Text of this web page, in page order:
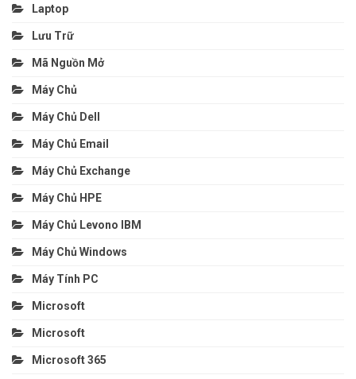
Laptop
Lưu Trữ
Mã Nguồn Mở
Máy Chủ
Máy Chủ Dell
Máy Chủ Email
Máy Chủ Exchange
Máy Chủ HPE
Máy Chủ Levono IBM
Máy Chủ Windows
Máy Tính PC
Microsoft
Microsoft
Microsoft 365